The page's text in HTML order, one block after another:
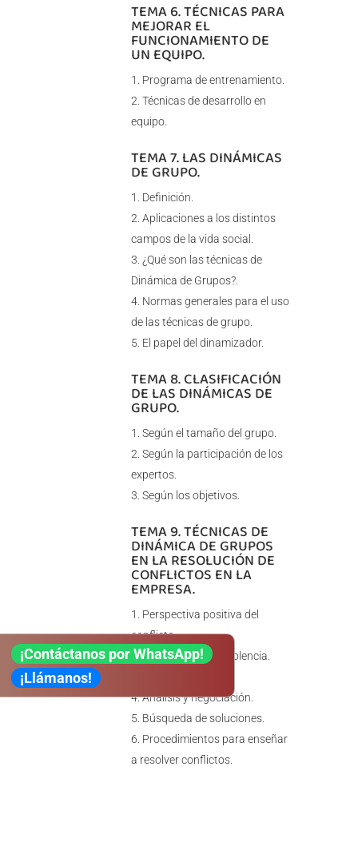
TEMA 6. TÉCNICAS PARA
MEJORAR EL
FUNCIONAMIENTO DE
UN EQUIPO.
Programa de entrenamiento.
Técnicas de desarrollo en
equipo.
TEMA 7. LAS DINÁMICAS
DE GRUPO.
Definición.
Aplicaciones a los distintos
campos de la vida social.
¿Qué son las técnicas de
Dinámica de Grupos?.
Normas generales para el uso
de las técnicas de grupo.
El papel del dinamizador.
TEMA 8. CLASIFICACIÓN
DE LAS DINÁMICAS DE
GRUPO.
Según el tamaño del grupo.
Según la participación de los
expertos.
Según los objetivos.
TEMA 9. TÉCNICAS DE
DINÁMICA DE GRUPOS
EN LA RESOLUCIÓN DE
CONFLICTOS EN LA
EMPRESA.
Perspectiva positiva del
conflicto.
Conflicto versus violencia.
Análisis y negociación.
Búsqueda de soluciones.
Procedimientos para enseñar
a resolver conflictos.
¡Contáctanos por WhatsApp!
¡Llámanos!